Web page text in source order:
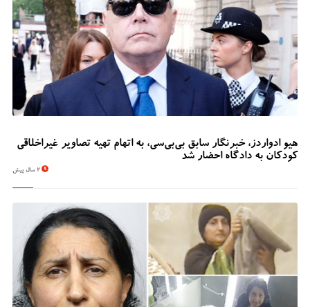
هیو ادواردز، خبرنگار سابق بی‌بی‌سی، به اتهام تهیه تصاویر غیراخلاقی
کودکان به دادگاه احضار شد
2 سال پیش